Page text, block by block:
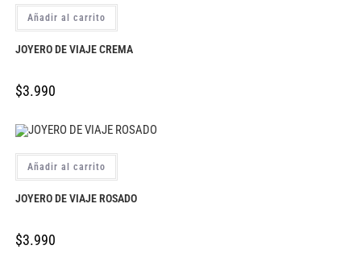
Añadir al carrito
JOYERO DE VIAJE CREMA
$3.990
Añadir al carrito
JOYERO DE VIAJE ROSADO
$3.990